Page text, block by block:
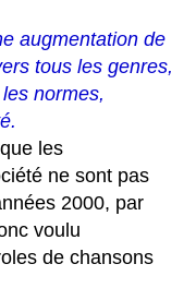
augmentation de
tous les genres,
normes,
les
ne sont pas
2000, par
voulu
de chansons